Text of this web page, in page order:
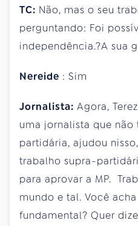
TC: Não, mas o seu
perguntando: Foi
independência.?A sua
Nereide : Sim
Jornalista: Agora,
uma jornalista que
partidária, ajudou
trabalho supra-
para aprovar a MP.
mundo e tal. Você
fundamental? Quer